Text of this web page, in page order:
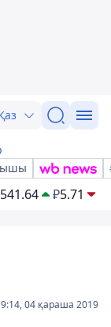
541.64 ₽5.71
04 қараша 2019